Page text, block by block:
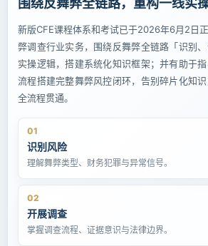
新版CFE课程体系和考试已于2026年6月2日
弊调查行业实务，围绕反舞弊全链路「识别
实操逻辑，搭建系统化知识框架；并有助于
流程搭建完整舞弊风控闭环，告别碎片化知
全流程贯通。
01
识别风险
理解舞弊类型、财务犯罪与异常信号。
02
开展调查
掌握调查流程、证据意识与法律边界。